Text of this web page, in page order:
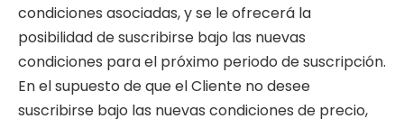
condiciones asociadas, y se le ofrecerá la
posibilidad de suscribirse bajo las nuevas
condiciones para el próximo periodo de suscripción.
En el supuesto de que el Cliente no desee
suscribirse bajo las nuevas condiciones de precio,